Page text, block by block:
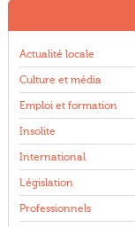
Actualité locale
Culture et média
Emploi et formation
Insolite
International
Législation
Professionnels